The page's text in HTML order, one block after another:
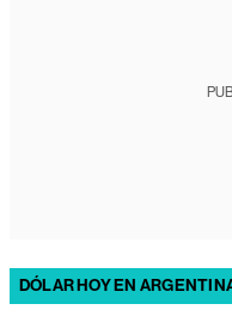
DÓLAR HOY EN